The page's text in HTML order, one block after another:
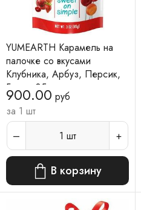
YUMEARTH Карамель на
палочке со вкусами
Клубника, Арбуз, Персик,
Гранат 85 г
900.00 руб
за 1 шт
1 шт
В корзину